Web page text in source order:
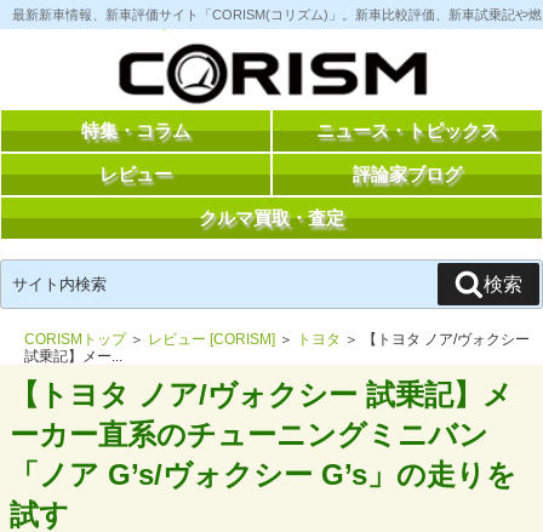
コ
ン
へ
最新新車情報、新車評価サイト「CORISM(コリズム)」。新車比較評価、新車試乗記や
特集・コラム ニュース・トピックス
レビュー 評論家ブログ
クルマ買取・査定
索:
検索
CORISMトップ＞ レビュー [CORISM] ＞ トヨタ ＞ 【トヨタ ノア/ヴォクシー
試乗記】メー...
【トヨタ ノア/ヴォクシー 試乗記】メ
ーカー直系のチューニングミニバン
「ノア G’s/ヴォクシー G’s」の走りを
試す